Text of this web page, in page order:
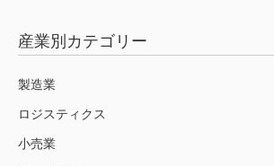
産業別カテゴリー
製造業
ロジスティクス
小売業